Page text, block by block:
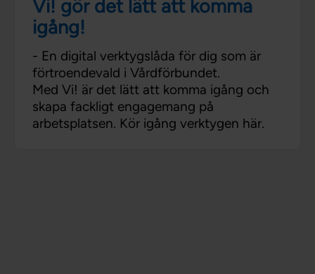
Vi! gör det lätt att komma
igång!
- En digital verktygslåda för dig som är
förtroendevald i Vårdförbundet.
Med Vi! är det lätt att komma igång och
skapa fackligt engagemang på
arbetsplatsen. Kör igång verktygen här.